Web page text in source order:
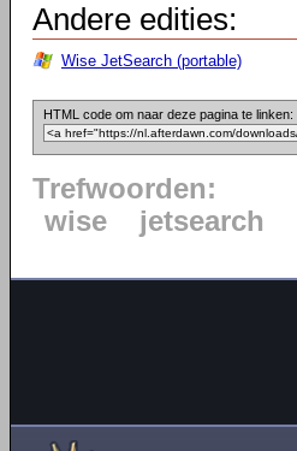
Andere edities:
Wise JetSearch (portable)
HTML code om naar deze pagina te linken:
Trefwoorden:
wise
jetsearch